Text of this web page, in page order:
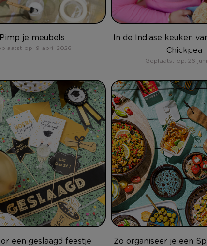
Pimp je meubels
op: 9 april 2026
In de Indiase keuken
Chickpea
Geplaatst op: 26
een geslaagd feestje
Zo organiseer je een